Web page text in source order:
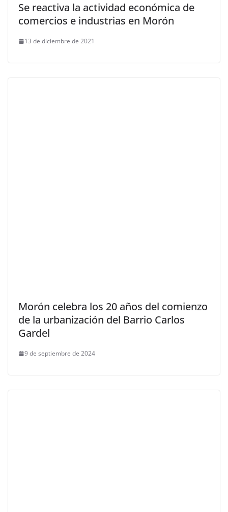
Se reactiva la actividad económica de
comercios e industrias en Morón
13 de diciembre de 2021
Morón celebra los 20 años del comienzo
de la urbanización del Barrio Carlos
Gardel
9 de septiembre de 2024